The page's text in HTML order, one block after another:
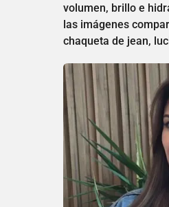
volumen, brillo e
las imágenes
chaqueta de jean,